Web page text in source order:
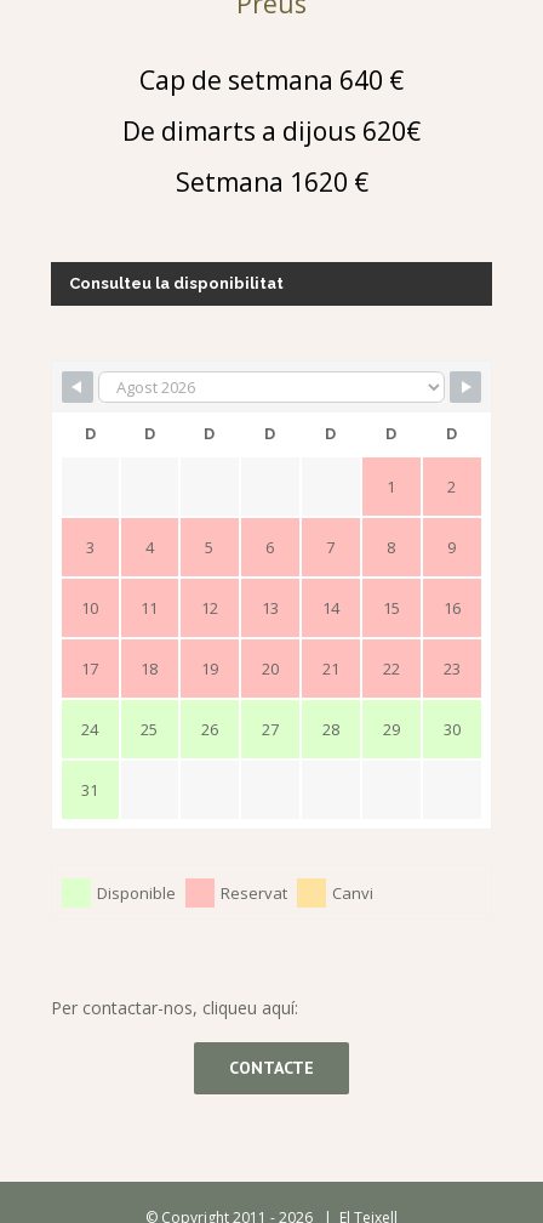
Cap de setmana 640 €
De dimarts a dijous 620€
Setmana 1620 €
Consulteu la disponibilitat
D D D D D D D
1 2
3 4 5 6 7 8 9
10 11 12 13 14 15 16
17 18 19 20 21 22 23
24 25 26 27 28 29 30
31
Disponible Reservat Canvi
Per contactar-nos, cliqueu aquí:
CONTACTE
© Copyright 2011 -2026 | El Teixell